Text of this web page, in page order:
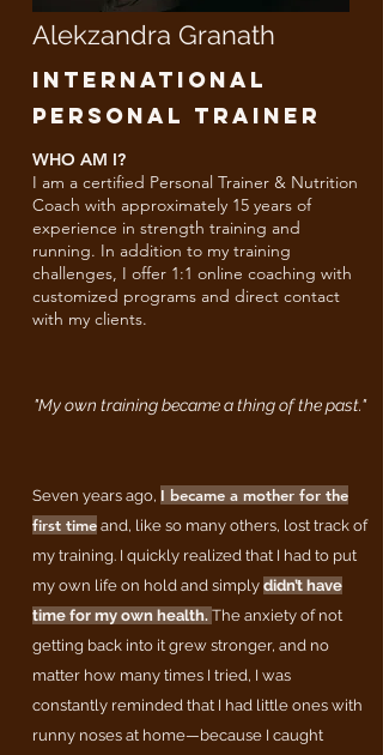
Alekzandra Granath
INTERNATIONAL
PERSONAL TRAINER
WHO AM I?​​
I am a certified Personal Trainer & Nutrition
Coach with approximately 15 years of
experience in strength training and
running. In addition to my training
challenges, I offer 1:1 online coaching with
customized programs and direct contact
with my clients.
"My own training became a thing of the past."
Seven years ago, I became a mother for the
first time and, like so many others, lost track of
my training. I quickly realized that I had to put
my own life on hold and simply didn’t have
time for my own health. The anxiety of not
getting back into it grew stronger, and no
matter how many times I tried, I was
constantly reminded that I had little ones with
runny noses at home—because I caught